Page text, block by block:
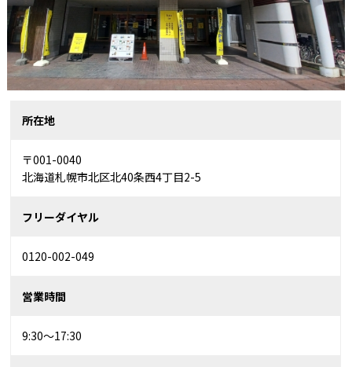
所在地
〒001-0040
北海道札幌市北区北40条西4丁目2-5
フリーダイヤル
0120-002-049
営業時間
9:30～17:30